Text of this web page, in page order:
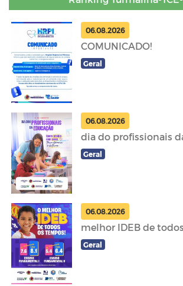
06.08.2026
COMUNICADO!
Geral
06.08.2026
dia do profissionais
Geral
06.08.2026
melhor IDEB de
Geral